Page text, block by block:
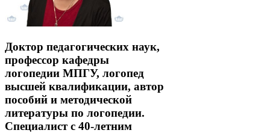
Доктор педагогических наук,
профессор кафедры
логопедии МПГУ, логопед
высшей квалификации, автор
пособий и методической
литературы по логопедии.
Специалист с 40-летним